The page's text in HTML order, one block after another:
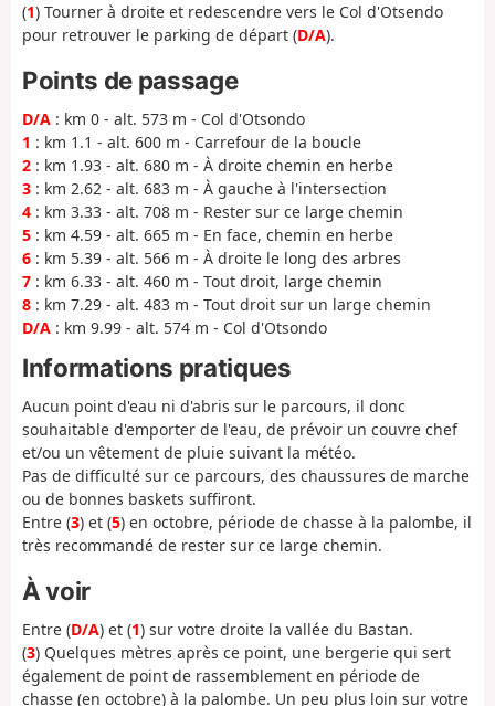
(1) Tourner à droite et redescendre vers le Col d'Otsendo
pour retrouver le parking de départ (D/A).
Points de passage
D/A : km 0 - alt. 573 m - Col d'Otsondo
1 : km 1.1 - alt. 600 m - Carrefour de la boucle
2 : km 1.93 - alt. 680 m - À droite chemin en herbe
3 : km 2.62 - alt. 683 m - À gauche à l'intersection
4 : km 3.33 - alt. 708 m - Rester sur ce large chemin
5 : km 4.59 - alt. 665 m - En face, chemin en herbe
6 : km 5.39 - alt. 566 m - À droite le long des arbres
7 : km 6.33 - alt. 460 m - Tout droit, large chemin
8 : km 7.29 - alt. 483 m - Tout droit sur un large chemin
D/A : km 9.99 - alt. 574 m - Col d'Otsondo
Informations pratiques
Aucun point d'eau ni d'abris sur le parcours, il donc
souhaitable d'emporter de l'eau, de prévoir un couvre chef
et/ou un vêtement de pluie suivant la météo.
Pas de difficulté sur ce parcours, des chaussures de marche
ou de bonnes baskets suffiront.
Entre (3) et (5) en octobre, période de chasse à la palombe, il
très recommandé de rester sur ce large chemin.
À voir
Entre (D/A) et (1) sur votre droite la vallée du Bastan.
(3) Quelques mètres après ce point, une bergerie qui sert
également de point de rassemblement en période de
chasse (en octobre) à la palombe. Un peu plus loin sur votre